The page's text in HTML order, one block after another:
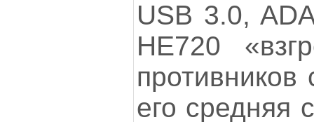
USB 3.0,
НЕ720
его средняя